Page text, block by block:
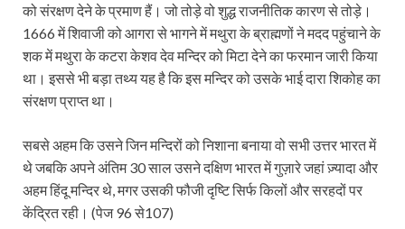
को संरक्षण देने के प्रमाण हैं। जो तोड़े वो शुद्ध राजनीतिक कारण से तोड़े।
1666 में शिवाजी को आगरा से भागने में मथुरा के ब्राह्मणों ने मदद पहुंचाने के
शक में मथुरा के कटरा केशव देव मन्दिर को मिटा देने का फरमान जारी किया
था। इससे भी बड़ा तथ्य यह है कि इस मन्दिर को उसके भाई दारा शिकोह का
संरक्षण प्राप्त था।
सबसे अहम कि उसने जिन मन्दिरों को निशाना बनाया वो सभी उत्तर भारत में
थे जबकि अपने अंतिम 30 साल उसने दक्षिण भारत में गुज़ारे जहां ज़्यादा और
अहम हिंदू मन्दिर थे, मगर उसकी फौजी दृष्टि सिर्फ किलों और सरहदों पर
केंद्रित रही। (पेज 96 से107)